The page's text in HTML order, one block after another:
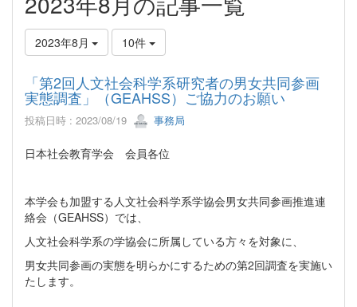
2023年8月 10件
「第2回人文社会科学系研究者の男女共同参画
実態調査」（GEAHSS）ご協力のお願い
投稿日時 : 2023/08/19 事務局
日本社会教育学会 会員各位
本学会も加盟する人文社会科学系学協会男女共同参画推進連
絡会（GEAHSS）では、
人文社会科学系の学協会に所属している方々を対象に、
男女共同参画の実態を明らかにするための第2回調査を実施い
たします。